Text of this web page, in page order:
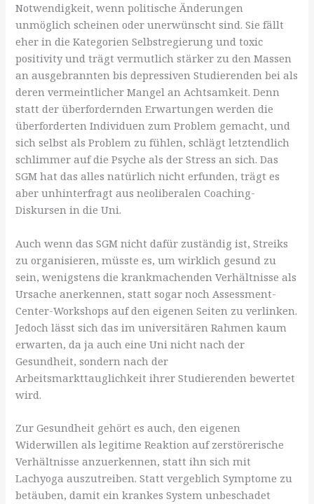
Notwendigkeit, wenn politische Änderungen
unmöglich scheinen oder unerwünscht sind. Sie fällt
eher in die Kategorien Selbstregierung und toxic
positivity und trägt vermutlich stärker zu den Massen
an ausgebrannten bis depressiven Studierenden bei als
deren vermeintlicher Mangel an Achtsamkeit. Denn
statt der überfordernden Erwartungen werden die
überforderten Individuen zum Problem gemacht, und
sich selbst als Problem zu fühlen, schlägt letztendlich
schlimmer auf die Psyche als der Stress an sich. Das
SGM hat das alles natürlich nicht erfunden, trägt es
aber unhinterfragt aus neoliberalen Coaching-
Diskursen in die Uni.
Auch wenn das SGM nicht dafür zuständig ist, Streiks
zu organisieren, müsste es, um wirklich gesund zu
sein, wenigstens die krankmachenden Verhältnisse als
Ursache anerkennen, statt sogar noch Assessment-
Center-Workshops auf den eigenen Seiten zu verlinken.
Jedoch lässt sich das im universitären Rahmen kaum
erwarten, da ja auch eine Uni nicht nach der
Gesundheit, sondern nach der
Arbeitsmarkttauglichkeit ihrer Studierenden bewertet
wird.
Zur Gesundheit gehört es auch, den eigenen
Widerwillen als legitime Reaktion auf zerstörerische
Verhältnisse anzuerkennen, statt ihn sich mit
Lachyoga auszutreiben. Statt vergeblich Symptome zu
betäuben, damit ein krankes System unbeschadet